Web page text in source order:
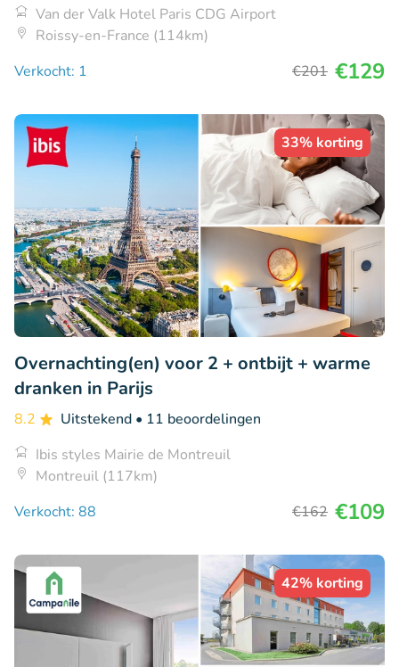
Van der Valk Hotel Paris CDG Airport
Roissy-en-France (114km)
Verkocht: 1
€201 €129
33% korting
Overnachting(en) voor 2 + ontbijt + warme
dranken in Parijs
8.2 Uitstekend • 11 beoordelingen
Ibis styles Mairie de Montreuil
Montreuil (117km)
Verkocht: 88
€162 €109
42% korting